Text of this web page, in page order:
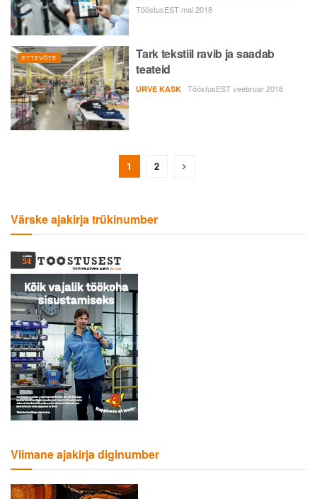
TööstusEST mai 2018
ETTEVÕTE
Tark tekstiil ravib ja saadab
teateid
URVE KASK TööstusEST veebruar 2018
1 2
Värske ajakirja trükinumber
Viimane ajakirja diginumber